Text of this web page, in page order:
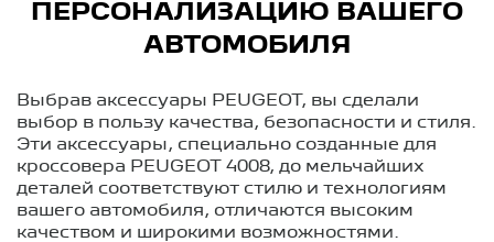
ПЕРСОНАЛИЗАЦИЮ ВАШЕГО
АВТОМОБИЛЯ
Выбрав аксессуары PEUGEOT, вы сделали
выбор в пользу качества, безопасности и стиля.
Эти аксессуары, специально созданные для
кроссовера PEUGEOT 4008, до мельчайших
деталей соответствуют стилю и технологиям
вашего автомобиля, отличаются высоким
качеством и широкими возможностями.